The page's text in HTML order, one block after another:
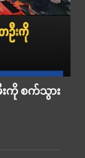
ကို စက်သွား